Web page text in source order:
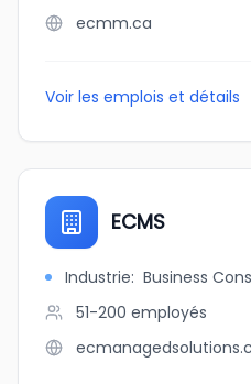
ecmm.ca
Voir les emplois et détails
ECMS
Industrie: Business
51-200 employés